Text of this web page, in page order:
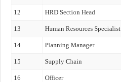
12 HRD Section Head
13 Human Resources Specialist
14 Planning Manager
15 Supply Chain
16 Officer